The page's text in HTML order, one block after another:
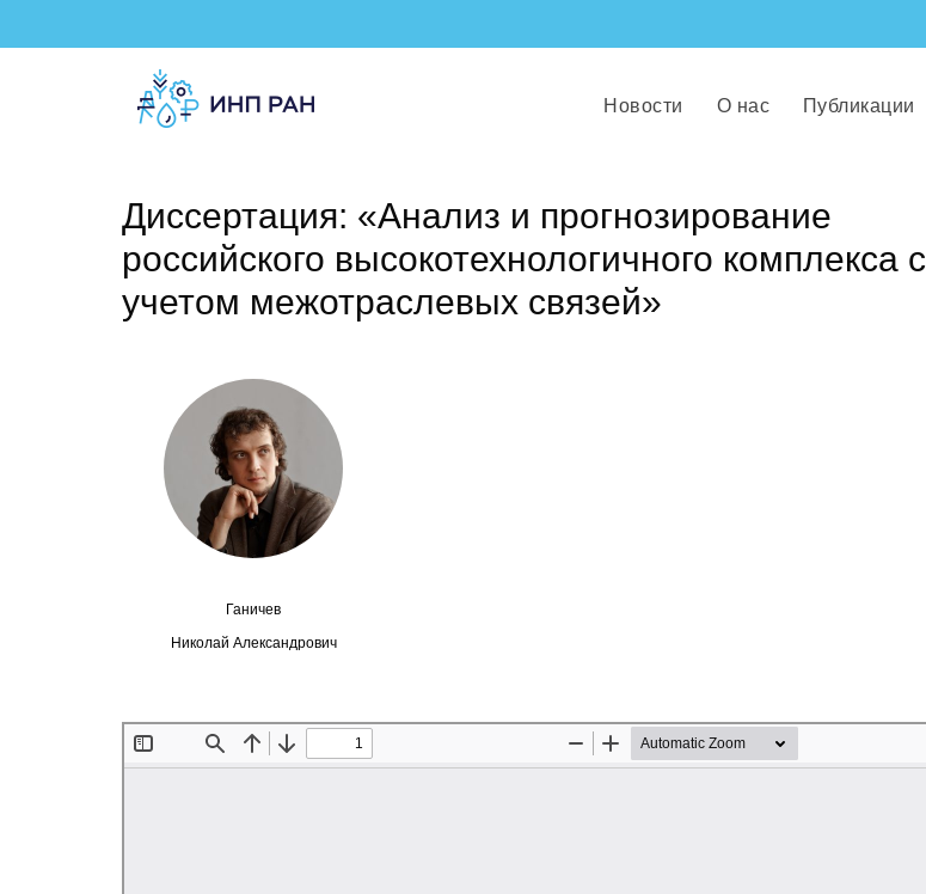
Новости О нас Публикации
Диссертация: «Анализ и прогнозирование
российского высокотехнологичного комплекса с
учетом межотраслевых связей»
Ганичев
Николай Александрович